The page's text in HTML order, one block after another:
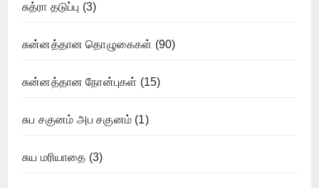
சுத்ரா தடுப்பு (3)
சுன்னத்தான தொழுகைகள் (90)
சுன்னத்தான நோன்புகள் (15)
சுப சகுனம் அப சகுனம் (1)
சுய மரியாதை (3)